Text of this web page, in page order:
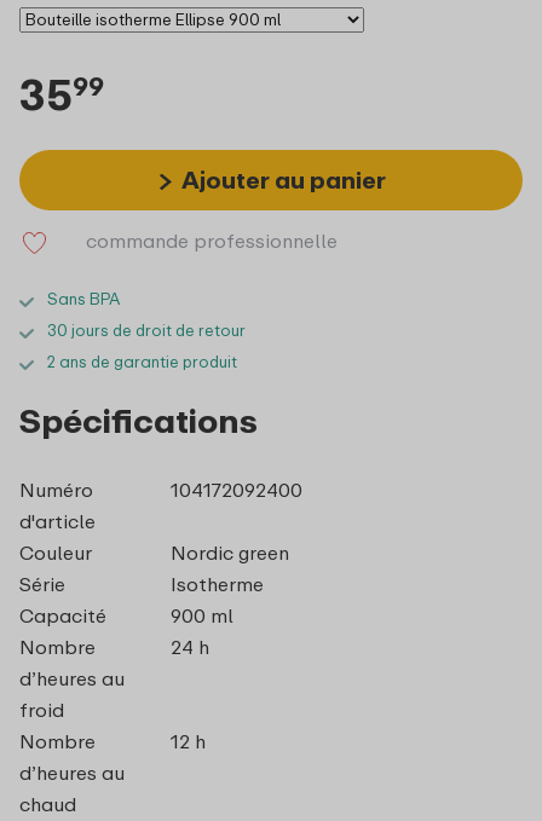
3599
Ajouter au panier
commande professionnelle
Sans BPA
30 jours de droit de retour
2 ans de garantie produit
Spécifications
Numéro
d'article
104172092400
Couleur
Nordic green
Série
Isotherme
Capacité
900 ml
Nombre
d’heures au
froid
24 h
Nombre
d’heures au
chaud
12 h